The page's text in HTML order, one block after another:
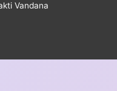
Vandana